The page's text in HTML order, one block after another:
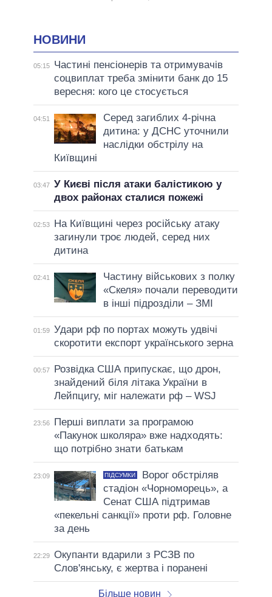
НОВИНИ
05:15
Частині пенсіонерів та отримувачів
соцвиплат треба змінити банк до 15
вересня: кого це стосується
04:51
Серед загиблих 4-річна
дитина: у ДСНС уточнили
наслідки обстрілу на
Київщині
03:47 У Києві після атаки балістикою у
двох районах сталися пожежі
02:53
На Київщині через російську атаку
загинули троє людей, серед них
дитина
02:41
Частину військових з полку
«Скеля» почали переводити
в інші підрозділи – ЗМІ
01:59 Удари рф по портах можуть удвічі
скоротити експорт українського зерна
00:57
Розвідка США припускає, що дрон,
знайдений біля літака України в
Лейпцигу, міг належати рф – WSJ
23:56
Перші виплати за програмою
«Пакунок школяра» вже надходять:
що потрібно знати батькам
23:09 ПІДСУМКИ
Ворог обстріляв
стадіон «Чорноморець», а
Сенат США підтримав
«пекельні санкції» проти рф. Головне
за день
22:29 Окупанти вдарили з РСЗВ по
Слов'янську, є жертва і поранені
Більше новин